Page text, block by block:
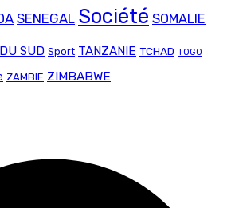
SENEGAL Société SOMALIE
SUD Sport TANZANIE TCHAD TOGO
ZAMBIE ZIMBABWE